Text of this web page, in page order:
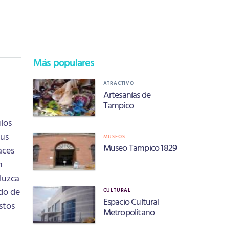
de
Más populares
ATRACTIVO
Artesanías de
Tampico
MUSEOS
Museo Tampico 1829
CULTURAL
Espacio Cultural
Metropolitano